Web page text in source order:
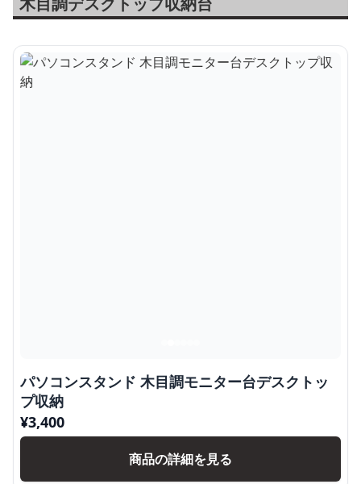
パソコンスタンド 木目調モニター台デスクトッ
プ収納
¥3,400
商品の詳細を見る